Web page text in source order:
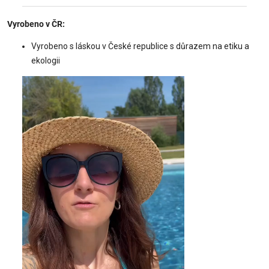
Vyrobeno v ČR:
Vyrobeno s láskou v České republice s důrazem na etiku a
ekologii